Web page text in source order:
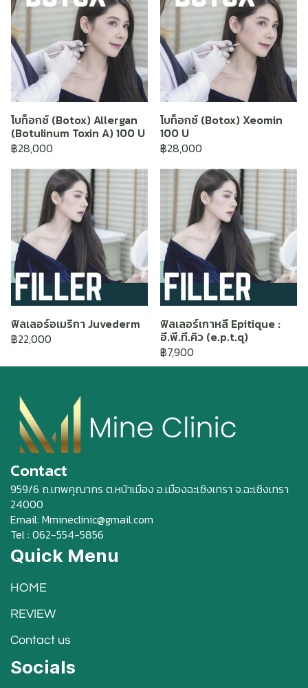
โบท็อกซ์ (Botox) Allergan
(Botulinum Toxin A) 100 U
฿28,000
โบท็อกซ์ (Botox) Xeomin
100 U
฿28,000
ฟิลเลอร์อเมริกา Juvederm
฿22,000
ฟิลเลอร์เกาหลี Epitique :
อี.พี.ที.คิว (e.p.t.q)
฿7,900
Contact
959/6 ถ.เทพคุณากร ต.หน้าเมือง อ.เมืองฉะเชิงเทรา จ.ฉะเชิงเทรา
24000
Email: Mmineclinic@gmail.com
Tel : 062-554-5856
Quick Menu
HOME
REVIEW
Contact us
Socials